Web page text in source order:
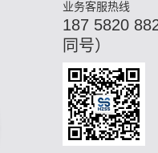
业务客服热线
187 5820
同号）